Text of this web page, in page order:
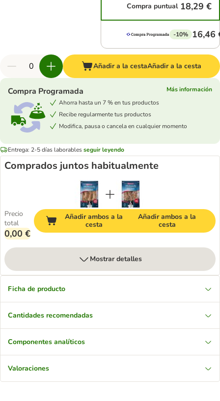
Compra puntual 18,29 €
-10% 16,46
Añadir a la cestaAñadir a la cesta
Compra Programada
Más información
Ahorra hasta un 7 % en tus productos
Recibe regularmente tus productos
Modifica, pausa o cancela en cualquier momento
Entrega: 2-5 días laborablesseguir leyendo
Comprados juntos habitualmente
Precio
total
0,00 €
Añadir ambos a la
cesta
Añadir ambos a la
cesta
Mostrar detalles
Ficha de producto
Cantidades recomendadas
Componentes analíticos
Valoraciones